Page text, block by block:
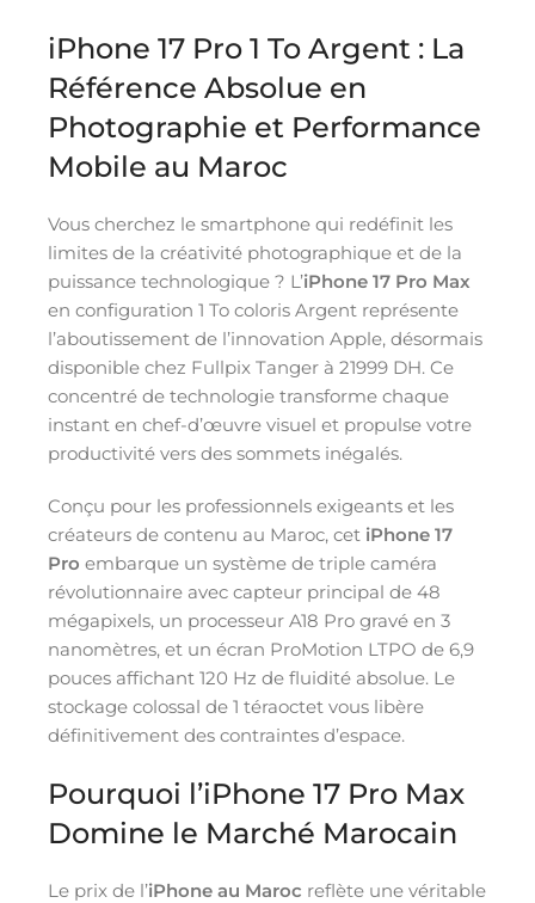
iPhone 17 Pro 1 To Argent : La
Référence Absolue en
Photographie et Performance
Mobile au Maroc
Vous cherchez le smartphone qui redéfinit les
limites de la créativité photographique et de la
puissance technologique ? L’iPhone 17 Pro Max
en configuration 1 To coloris Argent représente
l’aboutissement de l’innovation Apple, désormais
disponible chez Fullpix Tanger à 21999 DH. Ce
concentré de technologie transforme chaque
instant en chef-d’œuvre visuel et propulse votre
productivité vers des sommets inégalés.
Conçu pour les professionnels exigeants et les
créateurs de contenu au Maroc, cet iPhone 17
Pro embarque un système de triple caméra
révolutionnaire avec capteur principal de 48
mégapixels, un processeur A18 Pro gravé en 3
nanomètres, et un écran ProMotion LTPO de 6,9
pouces affichant 120 Hz de fluidité absolue. Le
stockage colossal de 1 téraoctet vous libère
définitivement des contraintes d’espace.
Pourquoi l’iPhone 17 Pro Max
Domine le Marché Marocain
Le prix de l’iPhone au Maroc reflète une véritable